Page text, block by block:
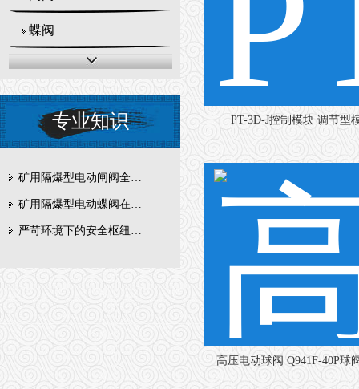
蝶阀
专业知识
矿用隔爆型电动闸阀全周期维护与故障排查要点
矿用隔爆型电动蝶阀在瓦斯管道控制中的防爆设计与安全标准解析
严苛环境下的安全枢纽：矿用隔爆型电动闸阀的技术剖析
PT-3D-J控制模块 调节型
高压电动球阀 Q941F-40P球